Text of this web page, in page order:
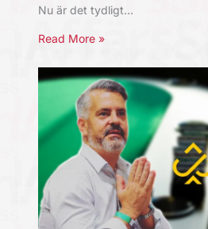
Nu är det tydligt…
Read More »